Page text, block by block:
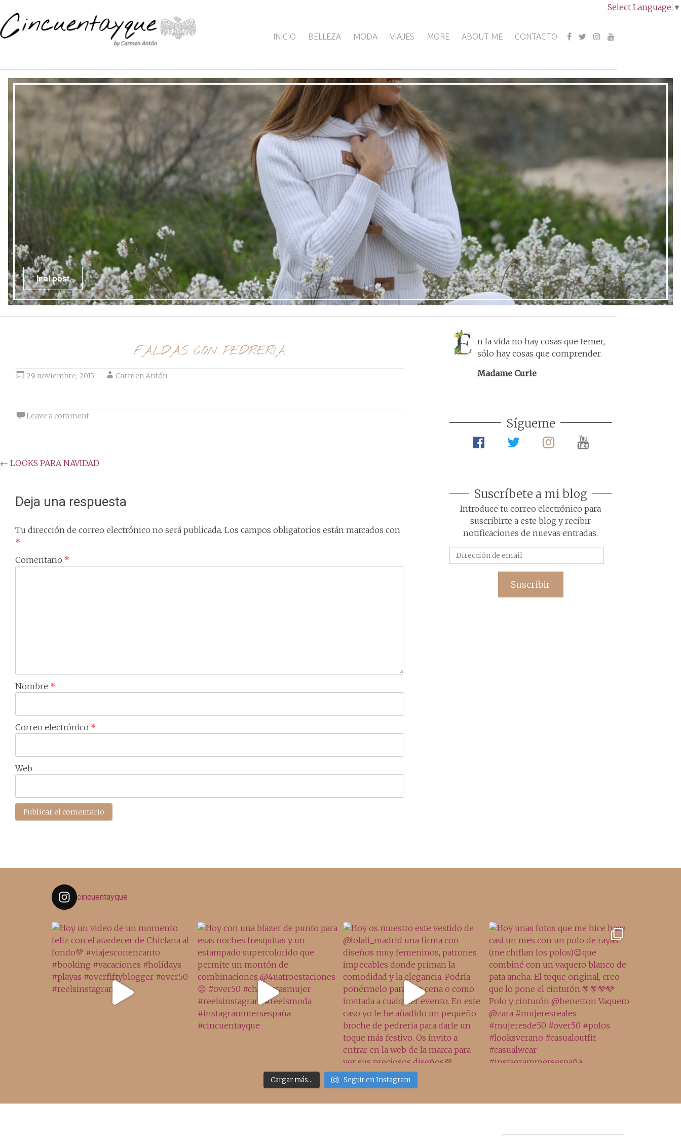
Select Language ▼
INICIO BELLEZA MODA VIAJES MORE ABOUT ME CONTACTO
Ir al post
FALDAS CON PEDRERIA
29 noviembre, 2015 Carmen Antón
Leave a comment
Post
← LOOKS PARA NAVIDAD
Deja una respuesta
Tu dirección de correo electrónico no será publicada. Los campos obligatorios están marcados con
*
Comentario *
Nombre *
Correo electrónico *
Web
n la vida no hay cosas que temer,
sólo hay cosas que comprender.
Madame Curie
Sígueme
Suscríbete a mi blog
Introduce tu correo electrónico para
suscribirte a este blog y recibir
notificaciones de nuevas entradas.
de
Suscribir
cincuentayque
Cargar más... Seguir en Instagram